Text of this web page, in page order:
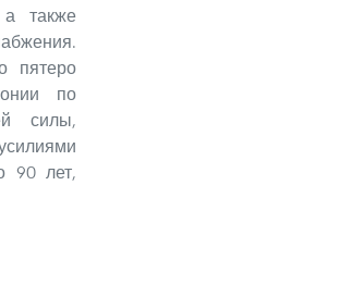
также
пятеро
по
силы,
90 лет,